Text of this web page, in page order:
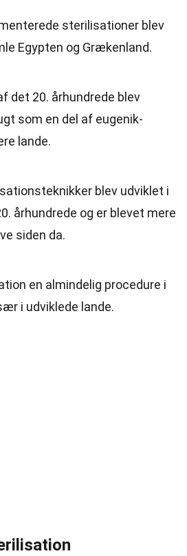
sterilisationer blev
Egypten og Grækenland.
det 20. århundrede blev
som en del af eugenik-
lande.
blev udviklet i
århundrede og er blevet mere
siden da.
en almindelig procedure i
i udviklede lande.